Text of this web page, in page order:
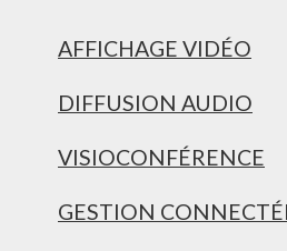
AFFICHAGE VIDÉO
DIFFUSION AUDIO
VISIOCONFÉRENCE
GESTION